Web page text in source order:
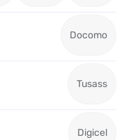
Docomo
Tusass
Digicel